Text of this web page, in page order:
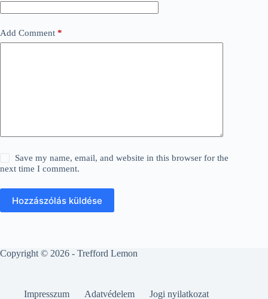
Add Comment *
Save my name, email, and website in this browser for the
next time I comment.
Hozzászólás küldése
Copyright © 2026 - Trefford Lemon
Impresszum Adatvédelem Jogi nyilatkozat